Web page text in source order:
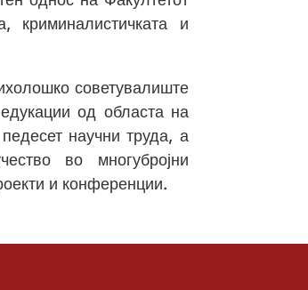
криминалистичката и
советувалиште
од областа на
научни труда, а
во многубројни
и конференции.